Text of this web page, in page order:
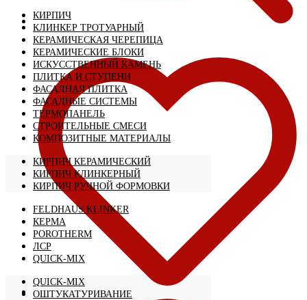
КИРПИЧ
КЛИНКЕР ТРОТУАРНЫЙ
КЕРАМИЧЕСКАЯ ЧЕРЕПИЦА
КЕРАМИЧЕСКИЕ БЛОКИ
ИСКУССТВЕННЫЙ КАМЕНЬ
ПЛИТКА И СТУПЕНИ
ФАСАДНАЯ ПЛИТКА
ФАСАДНЫЕ СИСТЕМЫ
ТЕРМОПАНЕЛЬ
СТРОИТЕЛЬНЫЕ СМЕСИ
КОМПОЗИТНЫЕ МАТЕРИАЛЫ
КИРПИЧ КЕРАМИЧЕСКИЙ
КИРПИЧ КЛИНКЕРНЫЙ
КИРПИЧ РУЧНОЙ ФОРМОВКИ
FELDHAUS KLINKER
КЕРМА
POROTHERM
ЛСР
QUICK-MIX
QUICK-MIX
ОШТУКАТУРИВАНИЕ